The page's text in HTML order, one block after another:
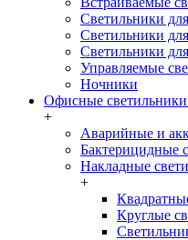
Светильники
Светильники
Светильники
Управляемые
Ночники
Офисные
+
Аварийные и
Бактерицидные
Накладные
+
Круглые